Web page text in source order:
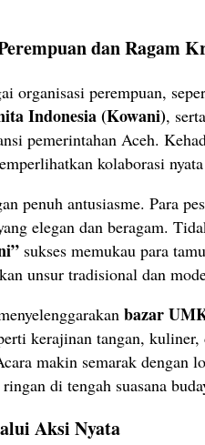
dan Ragam
organisasi perempuan,
Indonesia (Kowani),
pemerintahan Aceh.
kolaborasi
penuh antusiasme. Para
elegan dan beragam.
sukses memukau para
unsur tradisional dan
bazar
kerajinan tangan,
makin semarak dengan
di tengah suasana
Aksi Nyata